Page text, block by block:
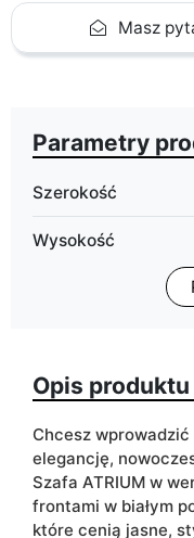
Masz
Parametry
Szerokość
Wysokość
Typ szafy
Wykończenie
Kolorystyka
Opis produktu
Chcesz
elegancję,
Szafa ATRIUM w
frontami w białym
które cenią jasne,